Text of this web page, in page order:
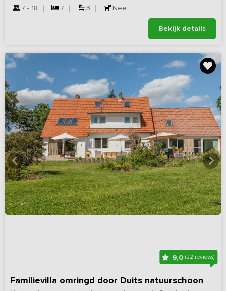
7 - 18 7 3 Nee
Bekijk details
9,0 (22 reviews)
Familievilla omringd door Duits natuurschoon